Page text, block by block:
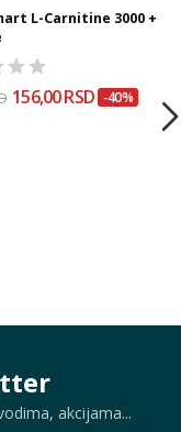
L-Carnitine 3000 +
156,00 RSD -40%
akcijama...